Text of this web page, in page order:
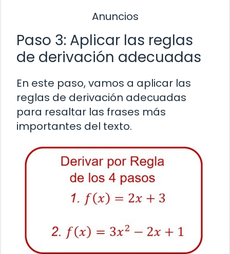
Anuncios
Paso 3: Aplicar las reglas
de derivación adecuadas
En este paso, vamos a aplicar las
reglas de derivación adecuadas
para resaltar las frases más
importantes del texto.